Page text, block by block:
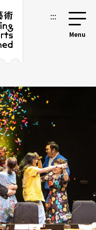
:::